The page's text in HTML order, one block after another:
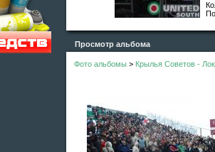
Просмотр альбома
Фото альбомы > Крылья Советов -